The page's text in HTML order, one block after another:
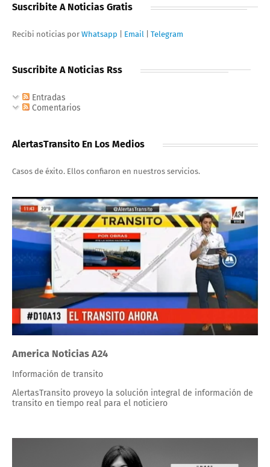
Suscribite A Noticias Gratis
Recibi noticias por Whatsapp Email Telegram
Suscribite A Noticias Rss
Entradas
Comentarios
AlertasTransito En Los Medios
Casos de éxito. Ellos confiaron en nuestros servicios.
America Noticias A24
Información de transito
AlertasTransito proveyo la solución integral de información de
transito en tiempo real para el noticiero